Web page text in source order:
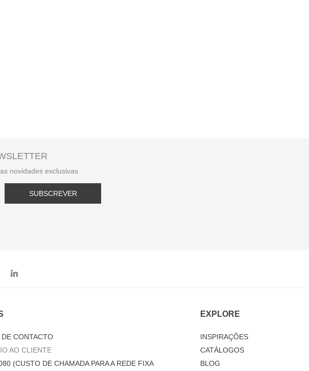
novidades exclusivas
SUBSCREVER
CONTACTO
AO CLIENTE
(CUSTO DE CHAMADA PARA A REDE FIXA
EXPLORE
INSPIRAÇÕES
CATÁLOGOS
BLOG